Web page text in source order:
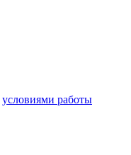
условиями работы